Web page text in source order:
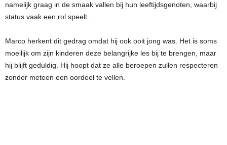
namelijk graag in de smaak vallen bij hun leeftijdsgenoten, waarbij
status vaak een rol speelt.
Marco herkent dit gedrag omdat hij ook ooit jong was. Het is soms
moeilijk om zijn kinderen deze belangrijke les bij te brengen, maar
hij blijft geduldig. Hij hoopt dat ze alle beroepen zullen respecteren
zonder meteen een oordeel te vellen.